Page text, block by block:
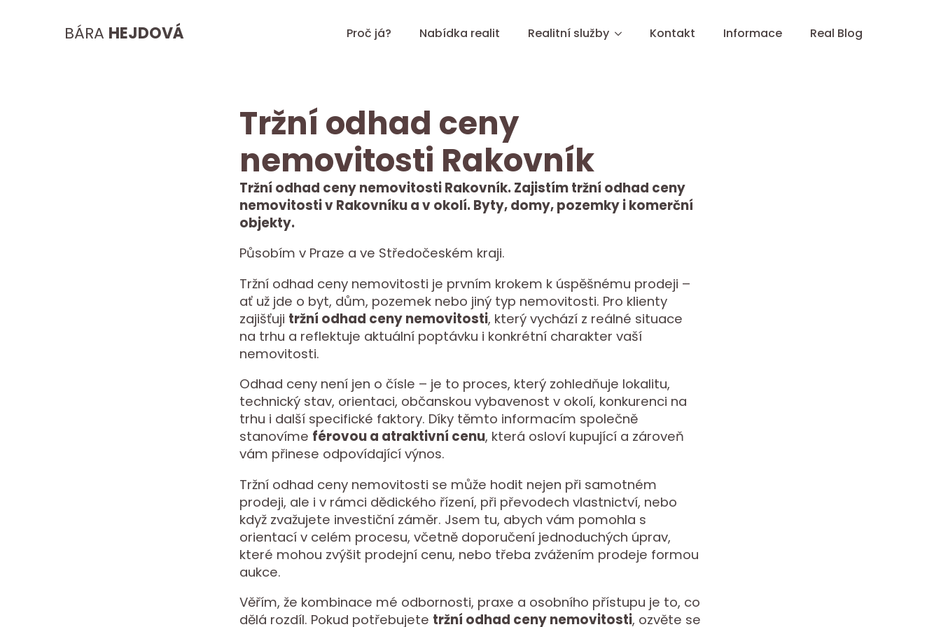
BÁRA HEJDOVÁ Proč já? Nabídka realit Realitní služby Kontakt Informace Real Blog
Tržní odhad ceny
nemovitosti Rakovník
Tržní odhad ceny nemovitosti Rakovník. Zajistím tržní odhad ceny
nemovitosti v Rakovníku a v okolí. Byty, domy, pozemky i komerční
objekty.
Působím v Praze a ve Středočeském kraji.
Tržní odhad ceny nemovitosti je prvním krokem k úspěšnému prodeji –
ať už jde o byt, dům, pozemek nebo jiný typ nemovitosti. Pro klienty
zajišťuji tržní odhad ceny nemovitosti, který vychází z reálné situace
na trhu a reflektuje aktuální poptávku i konkrétní charakter vaší
nemovitosti.
Odhad ceny není jen o čísle – je to proces, který zohledňuje lokalitu,
technický stav, orientaci, občanskou vybavenost v okolí, konkurenci na
trhu i další specifické faktory. Díky těmto informacím společně
stanovíme férovou a atraktivní cenu, která osloví kupující a zároveň
vám přinese odpovídající výnos.
Tržní odhad ceny nemovitosti se může hodit nejen při samotném
prodeji, ale i v rámci dědického řízení, při převodech vlastnictví, nebo
když zvažujete investiční záměr. Jsem tu, abych vám pomohla s
orientací v celém procesu, včetně doporučení jednoduchých úprav,
které mohou zvýšit prodejní cenu, nebo třeba zvážením prodeje formou
aukce.
Věřím, že kombinace mé odbornosti, praxe a osobního přístupu je to, co
dělá rozdíl. Pokud potřebujete tržní odhad ceny nemovitosti, ozvěte se